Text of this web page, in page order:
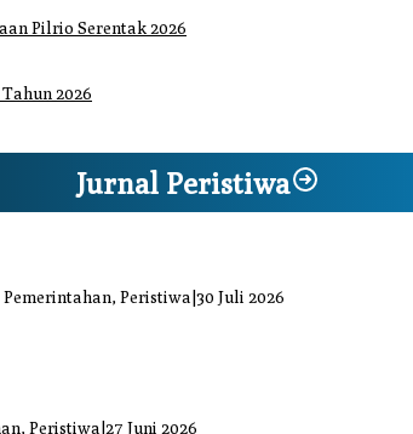
Pilrio Serentak 2026
2026
Jurnal Peristiwa
Peristiwa 30 Juli 2026
Peristiwa 27 Juni 2026